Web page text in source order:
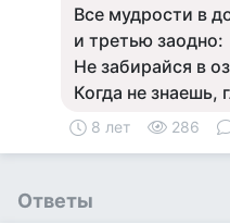
Все мудрости в
и третью заодно:
Не забирайся в
Когда не знаешь,
8 лет 286
Ответы